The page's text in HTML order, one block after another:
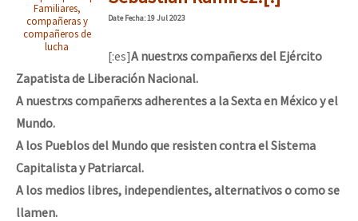
Mundo
EZLN
La Sexta
AutonomÍa y Resistencia
Megaproyectos
Migración
Presos
Dia 2 do Encontro “Guerra contra a Humanidad”
Dia 1: Encontro “Guerra contra a Humanidade”
[CDMX – 20 julio] Jornadas globales por la libertad de Jesús
Familiares,
compañeras y
compañeros de
lucha
DateFecha: 19 Jul 2023
[:es]A nuestrxs compañerxs del Ejército
Zapatista de Liberación Nacional.
A nuestrxs compañerxs adherentes a la Sexta en México y el
Mundo.
A los Pueblos del Mundo que resisten contra el Sistema
Capitalista y Patriarcal.
A los medios libres, independientes, alternativos o como se
llamen.